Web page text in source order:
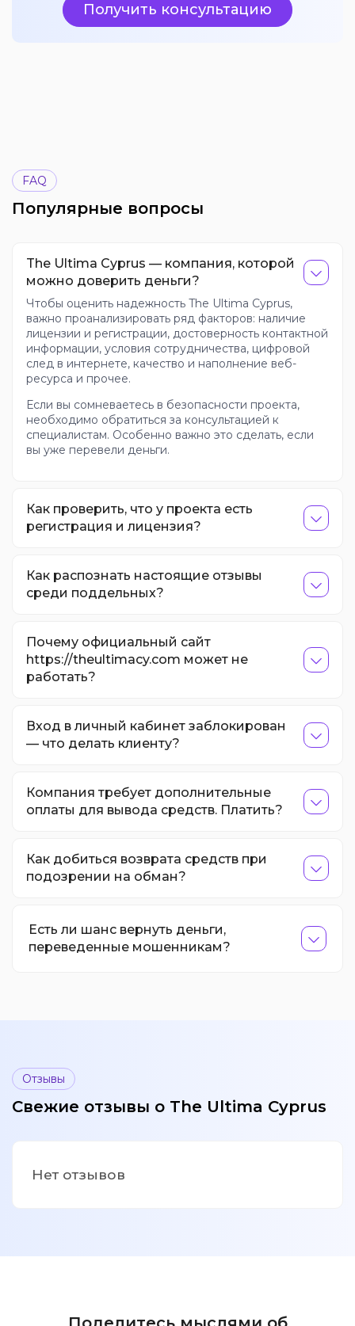
Получить консультацию
FAQ
Популярные вопросы
The Ultima Cyprus — компания, которой
можно доверить деньги?
Чтобы оценить надежность The Ultima Cyprus,
важно проанализировать ряд факторов: наличие
лицензии и регистрации, достоверность контактной
информации, условия сотрудничества, цифровой
след в интернете, качество и наполнение веб-
ресурса и прочее.
Если вы сомневаетесь в безопасности проекта,
необходимо обратиться за консультацией к
специалистам. Особенно важно это сделать, если
вы уже перевели деньги.
Как проверить, что у проекта есть
регистрация и лицензия?
Как распознать настоящие отзывы
среди поддельных?
Почему официальный сайт
https://theultimacy.com может не
работать?
Вход в личный кабинет заблокирован
— что делать клиенту?
Компания требует дополнительные
оплаты для вывода средств. Платить?
Как добиться возврата средств при
подозрении на обман?
Есть ли шанс вернуть деньги,
переведенные мошенникам?
Отзывы
Свежие отзывы о The Ultima Cyprus
Нет отзывов